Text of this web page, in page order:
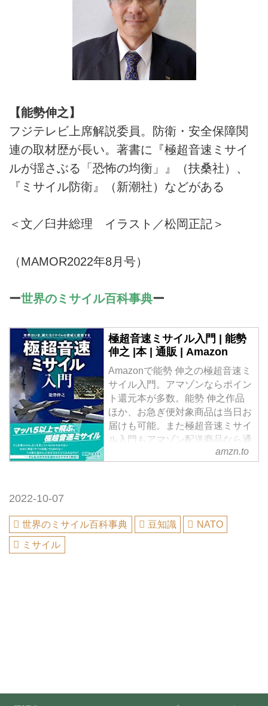
【能勢伸之】
フジテレビ上席解説委員。防衛・安全保障関
連の取材歴が長い。著書に『極超音速ミサイ
ルが揺さぶる「恐怖の均衡」』（扶桑社）、
『ミサイル防衛』（新潮社）などがある
＜文／臼井総理 イラスト／松岡正記＞
（MAMOR2022年8月号）
ー世界のミサイル百科事典ー
極超音速ミサイル入門 | 能勢
伸之 |本 | 通販 | Amazon
Amazonで能勢 伸之の極超音速ミ
サイル入門。アマゾンならポイン
ト還元本が多数。能勢 伸之作品
ほか、お急ぎ便対象商品は当日お
届けも可能。また極超音速ミサイ
ル入門もアマゾン配送商品なら通
amzn.to
2022-10-07
世界のミサイル百科事典 豆知識
NATO
ミサイル